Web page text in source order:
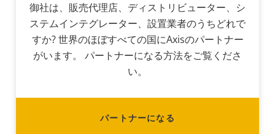
御社は、販売代理店、ディストリビューター、シ
ステムインテグレーター、設置業者のうちどれで
すか? 世界のほぼすべての国にAxisのパートナー
がいます。 パートナーになる方法をご覧くださ
い。
パートナーになる